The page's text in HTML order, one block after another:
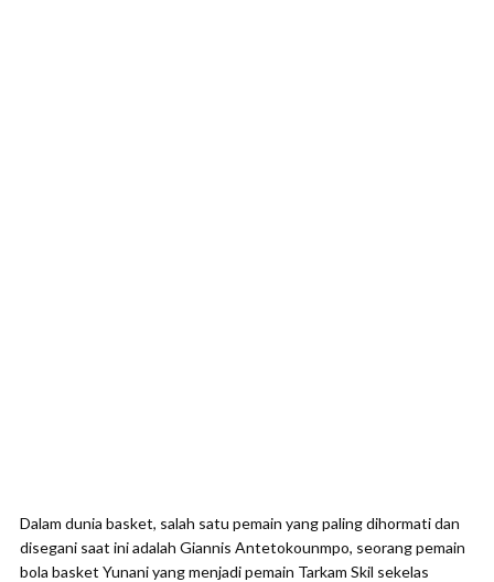
Dalam dunia basket, salah satu pemain yang paling dihormati dan
disegani saat ini adalah Giannis Antetokounmpo, seorang pemain
bola basket Yunani yang menjadi pemain Tarkam Skil sekelas